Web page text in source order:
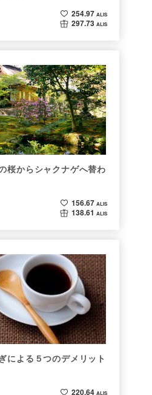
254.97 ALIS
297.73 ALIS
桜からシャクナゲへ替わ
156.67 ALIS
138.61 ALIS
による５つのデメリット
220.64 ALIS